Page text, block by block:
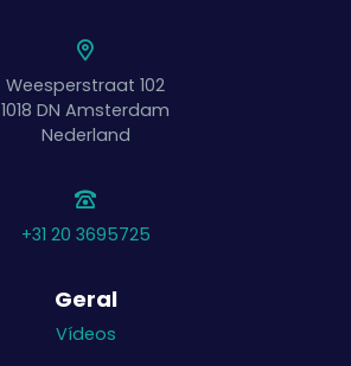
Weesperstraat 102
1018 DN Amsterdam
Nederland
+31 20 3695725
Geral
Vídeos